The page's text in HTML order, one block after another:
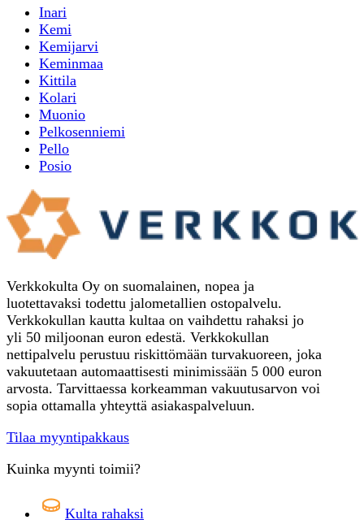
Inari
Kemi
Kemijarvi
Keminmaa
Kittila
Kolari
Muonio
Pelkosenniemi
Pello
Posio
Verkkokulta Oy on suomalainen, nopea ja
luotettavaksi todettu jalometallien ostopalvelu.
Verkkokullan kautta kultaa on vaihdettu rahaksi jo
yli 50 miljoonan euron edestä. Verkkokullan
nettipalvelu perustuu riskittömään turvakuoreen, joka
vakuutetaan automaattisesti minimissään 5 000 euron
arvosta. Tarvittaessa korkeamman vakuutusarvon voi
sopia ottamalla yhteyttä asiakaspalveluun.
Tilaa myyntipakkaus
Kuinka myynti toimii?
Kulta rahaksi